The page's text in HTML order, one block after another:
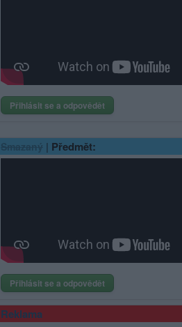
Přihlásit se a odpovědět
Smazaný | Předmět:
Přihlásit se a odpovědět
Reklama